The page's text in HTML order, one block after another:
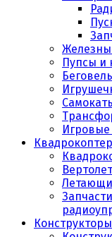
Пупсы и
Конструкторы